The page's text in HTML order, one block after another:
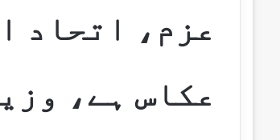
عزم، اتحاد
عکاس ہے،